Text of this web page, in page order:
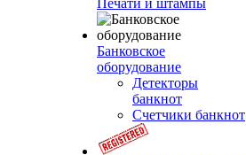
Печати и штампы
Банковское
оборудование
Детекторы
банкнот
Счетчики банкнот